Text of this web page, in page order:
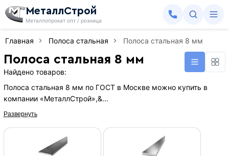
МеталлСтрой
Металлопрокат опт / розница
Главная Полоса стальная Полоса стальная 8 мм
Полоса стальная 8 мм
Найдено товаров:
Полоса стальная 8 мм по ГОСТ в Москве можно купить в
компании «МеталлСтрой»,&...
Развернуть